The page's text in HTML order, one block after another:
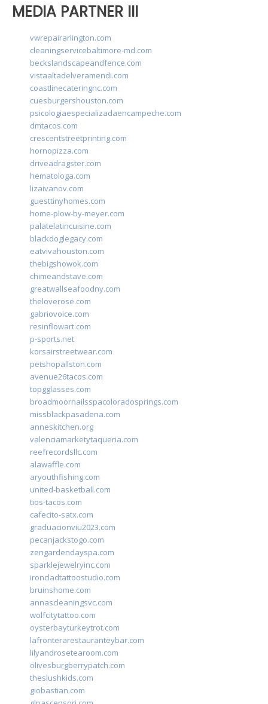
MEDIA PARTNER III
vwrepairarlington.com
cleaningservicebaltimore-md.com
beckslandscapeandfence.com
vistaaltadelveramendi.com
coastlinecateringnc.com
cuesburgershouston.com
psicologiaespecializadaencampeche.com
dmtacos.com
crescentstreetprinting.com
hornopizza.com
driveadragster.com
hematologa.com
lizaivanov.com
guesttinyhomes.com
home-plow-by-meyer.com
palatelatincuisine.com
blackdoglegacy.com
eatvivahouston.com
thebigshowok.com
chimeandstave.com
greatwallseafoodny.com
theloverose.com
gabriovoice.com
resinflowart.com
p-sports.net
korsairstreetwear.com
petshopallston.com
avenue26tacos.com
topgglasses.com
broadmoornailsspacoloradosprings.com
missblackpasadena.com
anneskitchen.org
valenciamarketytaqueria.com
reefrecordsllc.com
alawaffle.com
aryouthfishing.com
united-basketball.com
tios-tacos.com
cafecito-satx.com
graduacionviu2023.com
pecanjackstogo.com
zengardendayspa.com
sparklejewelryinc.com
ironcladtattoostudio.com
bruinshome.com
annascleaningsvc.com
wolfcitytattoo.com
oysterbayturkeytrot.com
lafronterarestauranteybar.com
lilyandrosetearoom.com
olivesburgberrypatch.com
theslushkids.com
giobastian.com